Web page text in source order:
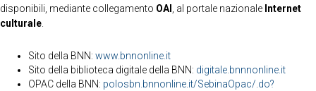
disponibili, mediante collegamento OAI , al portale nazionale Internet
culturale
Sito della BNN: www.bnnonline.it
Sito della biblioteca digitale della BNN: digitale.bnnnonline.it
OPAC della BNN: polosbn.bnnonline.it/SebinaOpac/.do?